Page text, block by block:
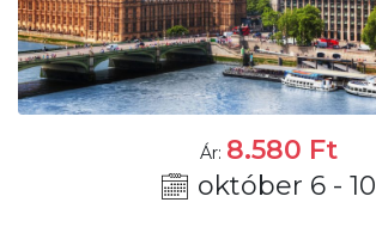
Ár: 8.580 Ft
október 6 - 10